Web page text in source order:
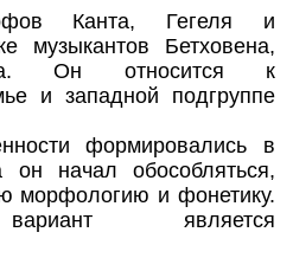
Канта, Гегеля и
музыкантов Бетховена,
Он относится к
и западной подгруппе
формировались в
он начал обособляться,
морфологию и фонетику.
является